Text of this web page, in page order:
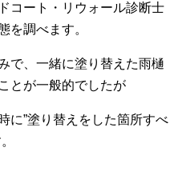
コート・リウォール診断士
を調べます。
で、一緒に塗り替えた雨樋
とが一般的でしたが
に”塗り替えをした箇所すべ